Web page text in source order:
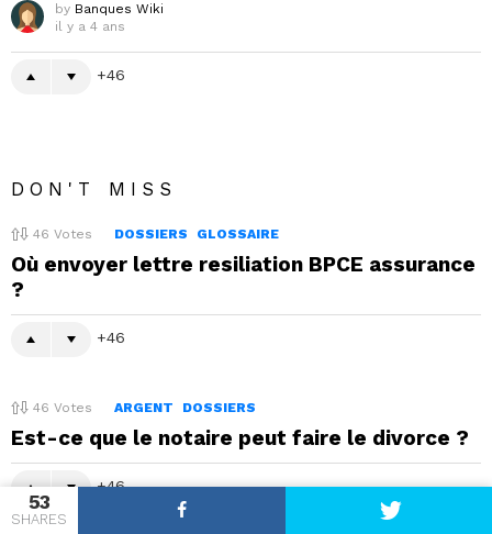
53
SHARES
by Banques Wiki
il y a 4 ans
46
DON'T MISS
46 Votes DOSSIERS GLOSSAIRE
Où envoyer lettre resiliation BPCE assurance
?
46
46 Votes ARGENT DOSSIERS
Est-ce que le notaire peut faire le divorce ?
46